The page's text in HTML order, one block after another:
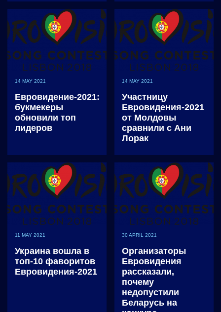
14 MAY 2021
Евровидение-2021:
букмекеры
обновили топ
лидеров
14 MAY 2021
Участницу
Евровидения-2021
от Молдовы
сравнили с Ани
Лорак
11 MAY 2021
Украина вошла в
топ-10 фаворитов
Евровидения-2021
30 APRIL 2021
Организаторы
Евровидения
рассказали,
почему
недопустили
Беларусь на